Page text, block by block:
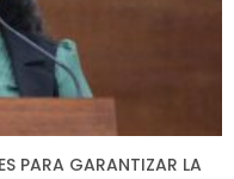
PARA GARANTIZAR LA